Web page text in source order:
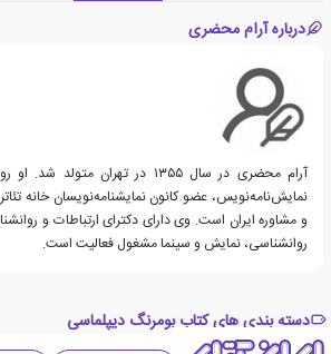
درباره آرام محضری
آرام محضری در سال ١٣٥٥ در تهران
نمایش‌نامه‌نویس، عضو کانون نمایشنامه‌نویسان خانه
و ‌مشاوره ایران است. وی دارای دکترای ارتباطات و
روانشناسی، نمایش و سینما مشغول فعالیت است.
دسته بندی های کتاب بومرنگ دیپلماسی